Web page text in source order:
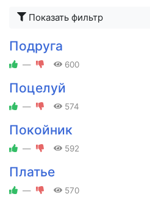
Показать фильтр
Подруга
— 600
Поцелуй
— 574
Покойник
— 592
Платье
— 570